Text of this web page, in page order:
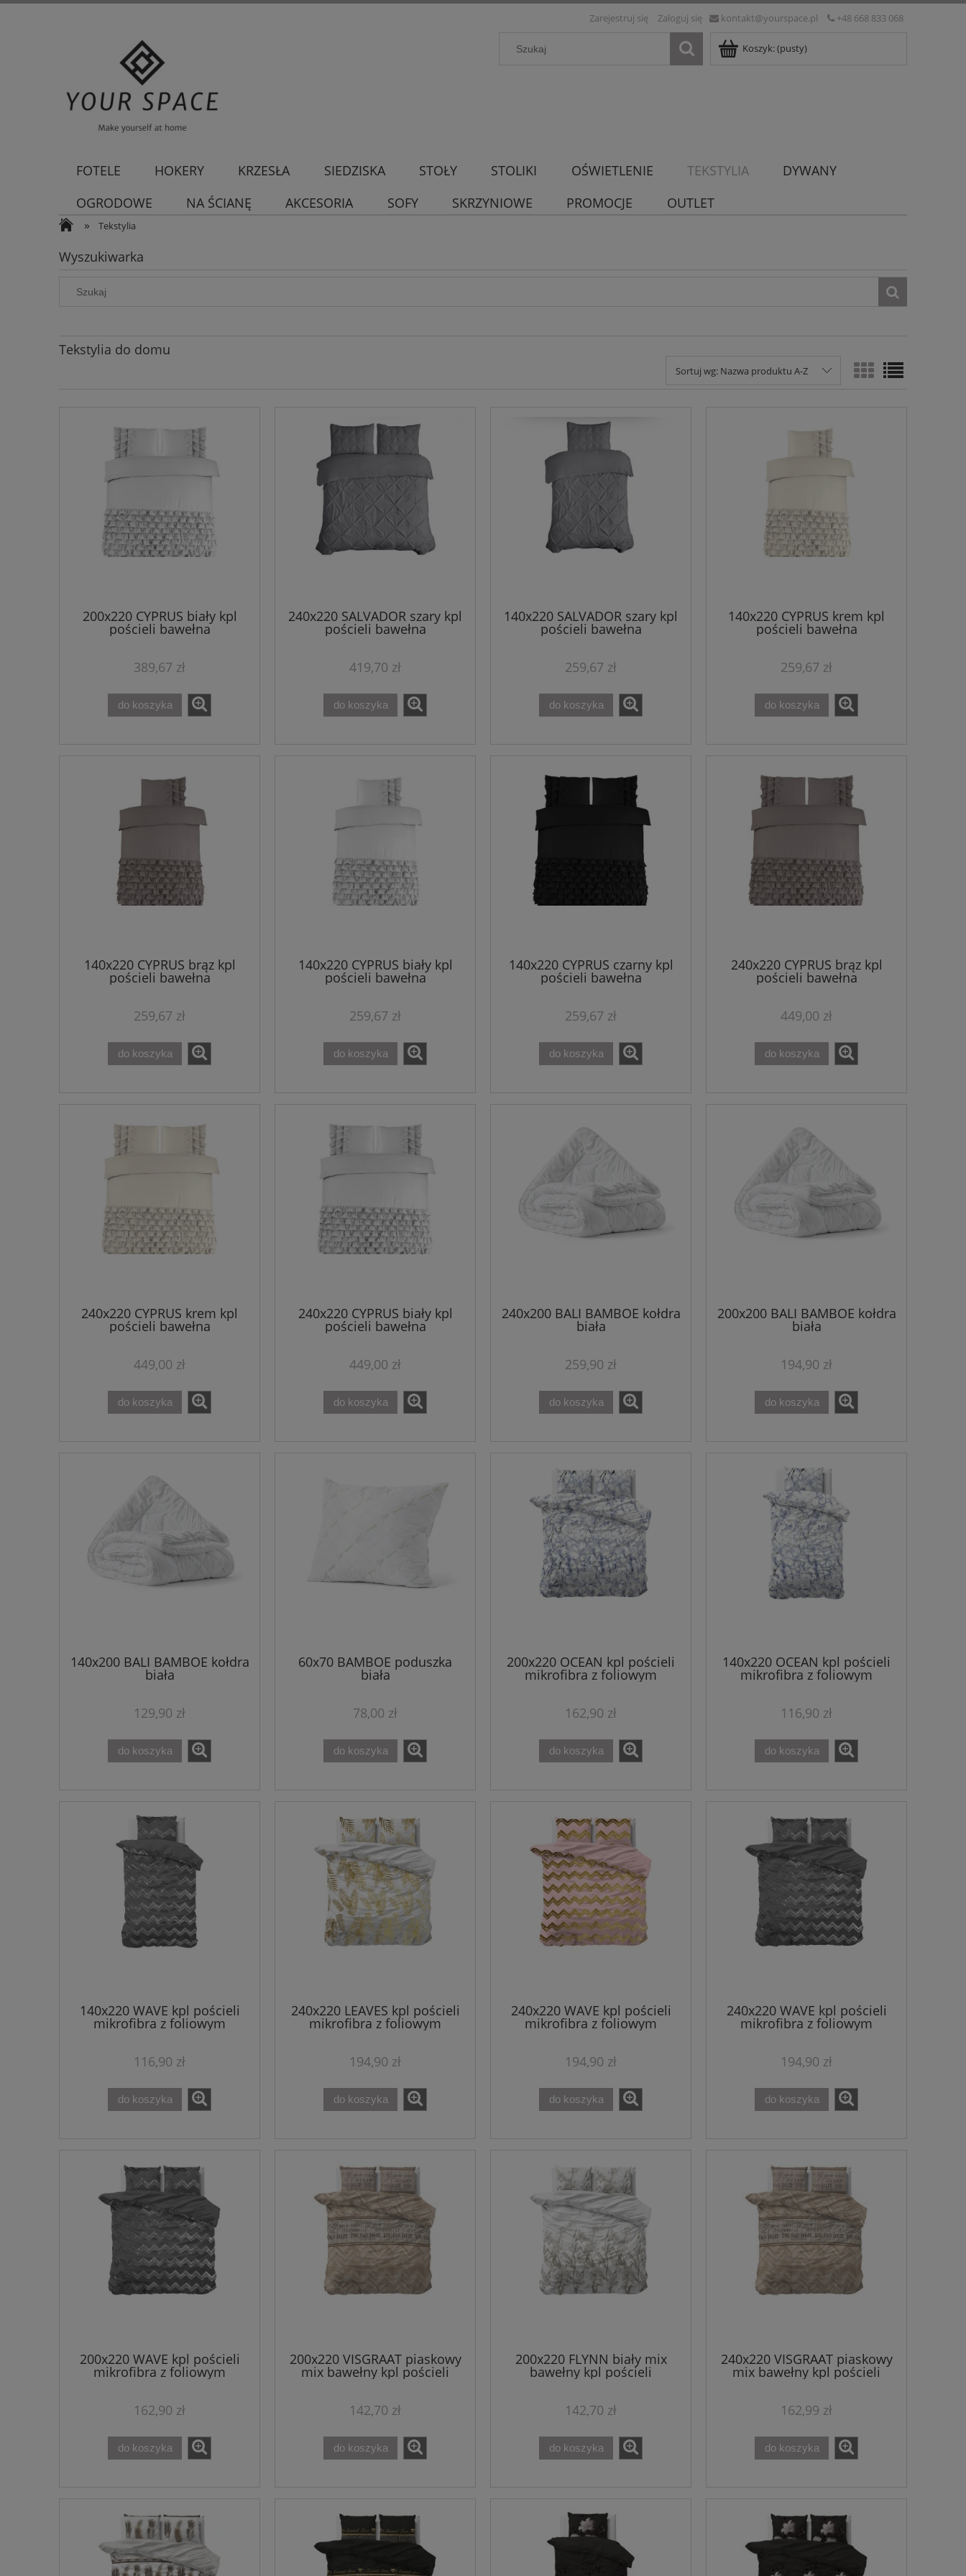
kontakt@yourspace.pl +48 668 833 068
Zarejestruj się Zaloguj się
Koszyk:(pusty)
FOTELE HOKERY KRZESŁA SIEDZISKA STOŁY STOLIKI OŚWIETLENIE TEKSTYLIA
DYWANY
OGRODOWE
NA ŚCIANĘ AKCESORIA SOFY SKRZYNIOWE PROMOCJE OUTLET
» Tekstylia
Wyszukiwarka
Tekstylia do domu
Sortuj wg: Nazwa produktu A-Z
200x220 CYPRUS biały kpl
pościeli bawełna
389,67 zł
do koszyka
240x220 SALVADOR szary kpl
pościeli bawełna
419,70 zł
do koszyka
140x220 SALVADOR szary kpl
pościeli bawełna
259,67 zł
do koszyka
140x220 CYPRUS krem kpl
pościeli bawełna
259,67 zł
do koszyka
140x220 CYPRUS brąz kpl
pościeli bawełna
259,67 zł
do koszyka
140x220 CYPRUS biały kpl
pościeli bawełna
259,67 zł
do koszyka
140x220 CYPRUS czarny kpl
pościeli bawełna
259,67 zł
do koszyka
240x220 CYPRUS brąz kpl
pościeli bawełna
449,00 zł
do koszyka
240x220 CYPRUS krem kpl
pościeli bawełna
449,00 zł
do koszyka
240x220 CYPRUS biały kpl
pościeli bawełna
449,00 zł
do koszyka
240x200 BALI BAMBOE kołdra
biała
259,90 zł
do koszyka
200x200 BALI BAMBOE kołdra
biała
194,90 zł
do koszyka
140x200 BALI BAMBOE kołdra
biała
129,90 zł
do koszyka
60x70 BAMBOE poduszka
biała
78,00 zł
do koszyka
200x220 OCEAN kpl pościeli
mikrofibra z foliowym
nadrukiem niebieski
162,90 zł
do koszyka
140x220 OCEAN kpl pościeli
mikrofibra z foliowym
nadrukiem niebieski
116,90 zł
do koszyka
140x220 WAVE kpl pościeli
mikrofibra z foliowym
nadrukiem szary
116,90 zł
do koszyka
240x220 LEAVES kpl pościeli
mikrofibra z foliowym
nadrukiem biały
194,90 zł
do koszyka
240x220 WAVE kpl pościeli
mikrofibra z foliowym
194,90 zł
do koszyka
240x220 WAVE kpl pościeli
mikrofibra z foliowym
nadrukiem szary
194,90 zł
do koszyka
200x220 WAVE kpl pościeli
mikrofibra z foliowym
nadrukiem szary
162,90 zł
do koszyka
200x220 VISGRAAT piaskowy
mix bawełny kpl pościeli
142,70 zł
do koszyka
200x220 FLYNN biały mix
bawełny kpl pościeli
142,70 zł
do koszyka
240x220 VISGRAAT piaskowy
mix bawełny kpl pościeli
162,99 zł
do koszyka